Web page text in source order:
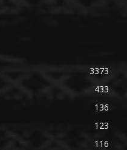
3373
433
136
123
116